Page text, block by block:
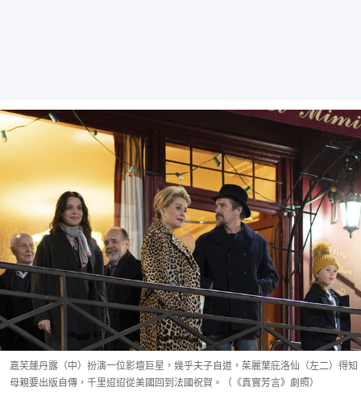
嘉芙蓮丹露（中）扮演一位影壇巨星，幾乎夫子自道，茱麗葉庇洛仙（左二）得知
母親要出版自傳，千里迢迢從美國回到法國祝賀。（《真實芳言》劇照）